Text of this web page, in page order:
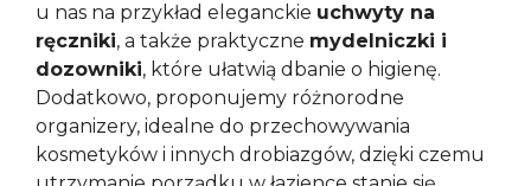
u nas na przykład eleganckie uchwyty na
ręczniki, a także praktyczne mydelniczki i
dozowniki, które ułatwią dbanie o higienę.
Dodatkowo, proponujemy różnorodne
organizery, idealne do przechowywania
kosmetyków i innych drobiazgów, dzięki czemu